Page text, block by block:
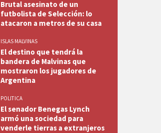
Brutal asesinato de un
futbolista de Selección: lo
atacaron a metros de su casa
ISLAS MALVINAS
El destino que tendrá la
bandera de Malvinas que
mostraron los jugadores de
Argentina
POLITICA
El senador Benegas Lynch
armó una sociedad para
venderle tierras a extranjeros